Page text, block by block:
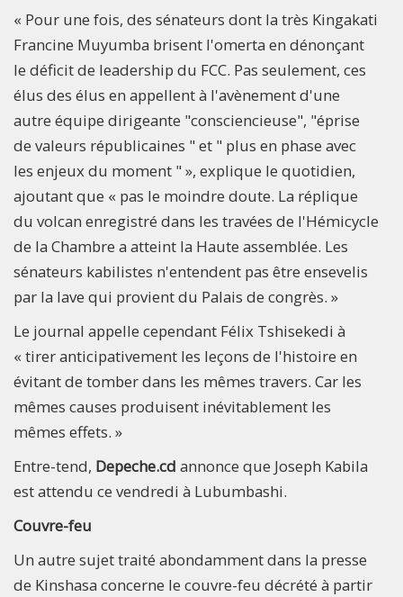
« Pour une fois, des sénateurs dont la très Kingakati
Francine Muyumba brisent l'omerta en dénonçant
le déficit de leadership du FCC. Pas seulement, ces
élus des élus en appellent à l'avènement d'une
autre équipe dirigeante "consciencieuse", "éprise
de valeurs républicaines " et " plus en phase avec
les enjeux du moment " », explique le quotidien,
ajoutant que « pas le moindre doute. La réplique
du volcan enregistré dans les travées de l'Hémicycle
de la Chambre a atteint la Haute assemblée. Les
sénateurs kabilistes n'entendent pas être ensevelis
par la lave qui provient du Palais de congrès. »
Le journal appelle cependant Félix Tshisekedi à
« tirer anticipativement les leçons de l'histoire en
évitant de tomber dans les mêmes travers. Car les
mêmes causes produisent inévitablement les
mêmes effets. »
Entre-tend, Depeche.cd annonce que Joseph Kabila
est attendu ce vendredi à Lubumbashi.
Couvre-feu
Un autre sujet traité abondamment dans la presse
de Kinshasa concerne le couvre-feu décrété à partir